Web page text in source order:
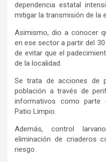
dependencia estatal
mitigar la transmisión de la
Asimismo, dio a conocer
en ese sector a partir del
de evitar que el
de la localidad.
Se trata de acciones de
población a través de
informativos como parte
Patio Limpio.
Además, control
eliminación de criaderos
riesgo.